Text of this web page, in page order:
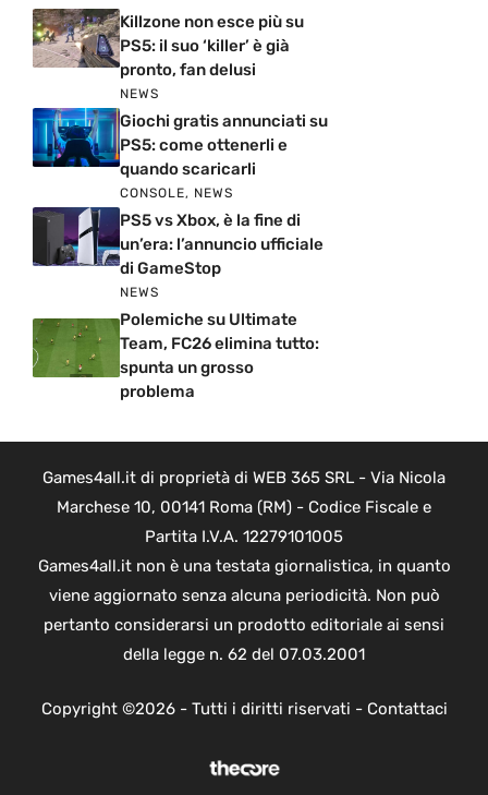
Killzone non esce più su
PS5: il suo ‘killer’ è già
pronto, fan delusi
NEWS
Giochi gratis annunciati su
PS5: come ottenerli e
quando scaricarli
CONSOLE, NEWS
PS5 vs Xbox, è la fine di
un’era: l’annuncio ufficiale
di GameStop
NEWS
Polemiche su Ultimate
Team, FC26 elimina tutto:
spunta un grosso
problema
Games4all.it di proprietà di WEB 365 SRL - Via Nicola
Marchese 10, 00141 Roma (RM) - Codice Fiscale e
Partita I.V.A. 12279101005
Games4all.it non è una testata giornalistica, in quanto
viene aggiornato senza alcuna periodicità. Non può
pertanto considerarsi un prodotto editoriale ai sensi
della legge n. 62 del 07.03.2001
Copyright ©2026 - Tutti i diritti riservati - Contattaci